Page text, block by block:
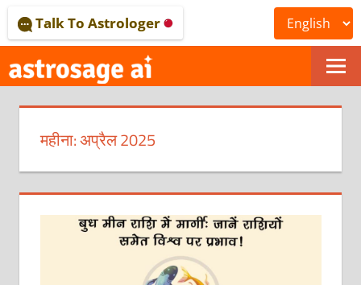
to
content
ONLINE
ASTROLOGICAL
–
ASTROSAGE
MAGAZINE
Talk To Astrologer
महीना:अप्रैल 2025